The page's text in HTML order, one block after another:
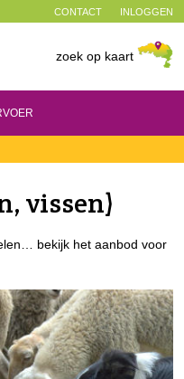
INLOGGEN
CONTACT
zoek op kaart
vissen)
bekijk het aanbod voor